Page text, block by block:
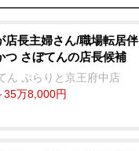
店長主婦さん/職場転居伴
つ さぼてんの店長候補
ん ぷらりと京王府中店
35万8,000円